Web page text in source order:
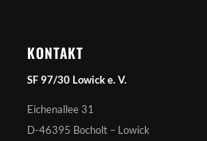
KONTAKT
SF 97/30 Lowick e. V.
Eichenallee 31
D-46395 Bocholt – Lowick